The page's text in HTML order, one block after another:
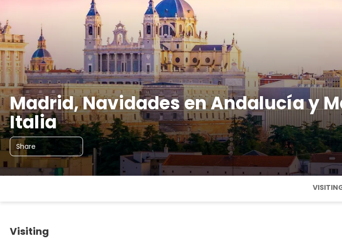
Madrid, Navidades en Andalucía y
Italia
Share
Visiting